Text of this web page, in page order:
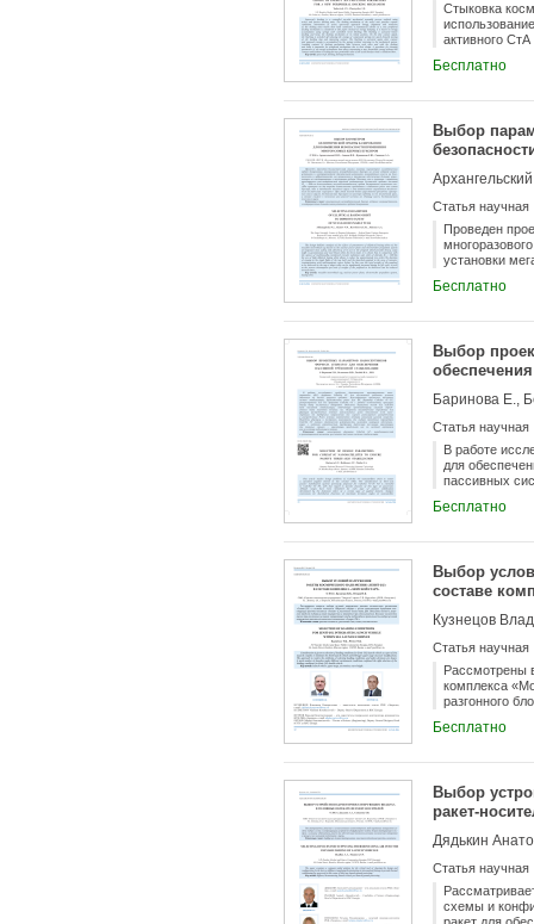
Стыковка
активного
блокировка
улучшения
пружинах без
вследствие
допустимого
Бесплатно
Выбор
Статья научная
Проведен
установки
традиционно
пребывания в
масса
раз расход
Бесплатно
Выбор
Баринова Е.,
Статья научная
В работе
для
пассивных
диапазоны
величин
скорости.
(запаса
вертикали
Бесплатно
Выбор
составе
Кузнецов
Статья научная
Рассмотрены
комплекса
разгонного
правильность
Бесплатно
Выбор
ракет-
Дядькин
Статья научная
схемы и